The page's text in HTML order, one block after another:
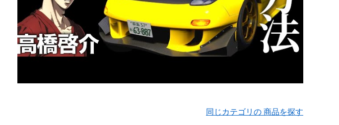
同じカテゴリの 商品を探す